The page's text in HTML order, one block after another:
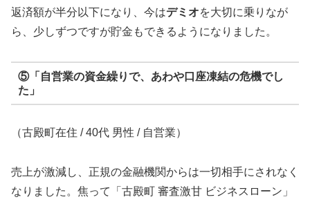
返済額が半分以下になり、今はデミオを大切に乗りなが
ら、少しずつですが貯金もできるようになりました。
⑤「自営業の資金繰りで、あわや口座凍結の危機でし
た」
（古殿町在住 / 40代 男性 / 自営業）
売上が激減し、正規の金融機関からは一切相手にされなく
なりました。焦って「古殿町 審査激甘 ビジネスローン」